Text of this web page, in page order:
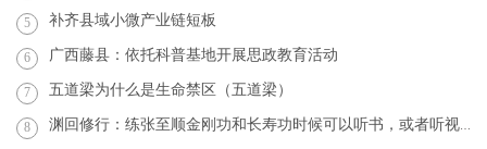
5 补齐县域小微产业链短板
6 广西藤县：依托科普基地开展思政教育活动
7 五道梁为什么是生命禁区（五道梁）
8 渊回修行：练张至顺金刚功和长寿功时候可以听书，或者听视频吗？